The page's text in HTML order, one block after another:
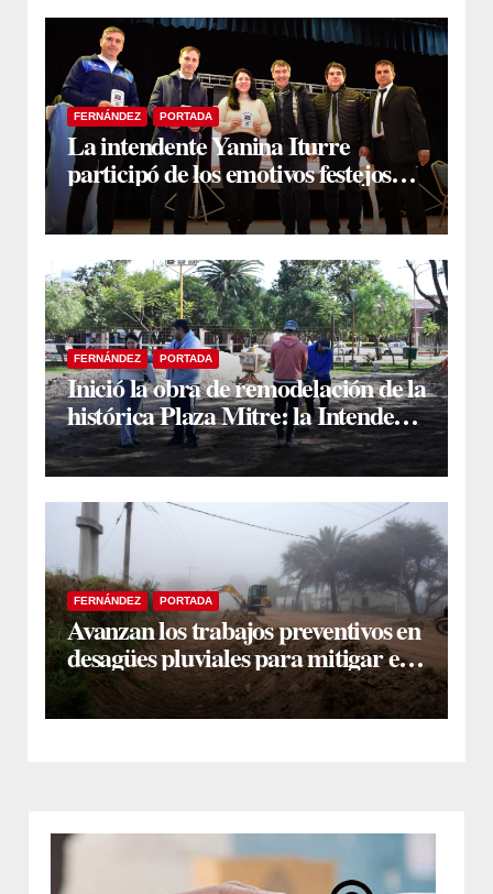
FERNÁNDEZ PORTADA
La intendente Yanina Iturre
participó de los emotivos festejos
por el Aniversario del Taekwon-Do
en Fernández
FERNÁNDEZ PORTADA
Inició la obra de remodelación de la
histórica Plaza Mitre: la Intendente
Yanina Iturre supervisó los
primeros trabajos
FERNÁNDEZ PORTADA
Avanzan los trabajos preventivos en
desagües pluviales para mitigar el
impacto de la temporada de lluvias